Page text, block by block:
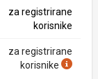
za registrirane
korisnike
za registrirane
korisnike